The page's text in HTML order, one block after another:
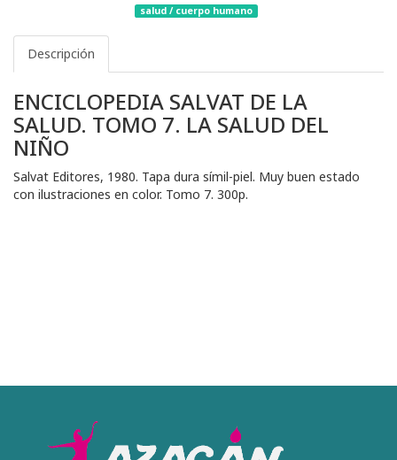
salud / cuerpo humano
Descripción
ENCICLOPEDIA SALVAT DE LA
SALUD. TOMO 7. LA SALUD DEL
NIÑO
Salvat Editores, 1980. Tapa dura símil-piel. Muy buen estado
con ilustraciones en color. Tomo 7. 300p.